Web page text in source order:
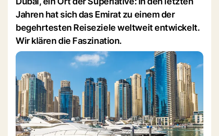
Jahren hat sich das Emirat zu einem der
begehrtesten Reiseziele weltweit entwickelt.
Wir klären die Faszination.